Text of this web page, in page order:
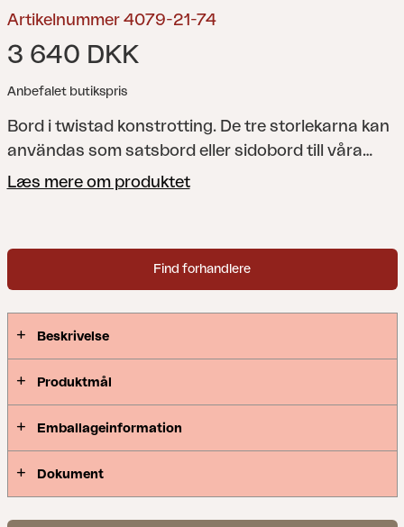
Artikelnummer 4079-21-74
3 640 DKK
Anbefalet butikspris
Bord i twistad konstrotting. De tre storlekarna kan
användas som satsbord eller sidobord till våra
andra artiklar av twistad konstrotting.
Læs mere om produktet
Find forhandlere
Beskrivelse
Produktmål
Emballageinformation
Dokument